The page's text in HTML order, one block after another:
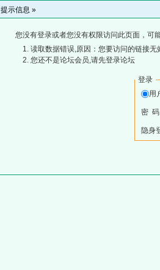
提示信息 »
您没有登录或者您没有权限访问此页面，可
读取数据错误,原因：您要访问的链接
您还不是论坛会员,请先登录论坛
登录
用
密 码
隐身